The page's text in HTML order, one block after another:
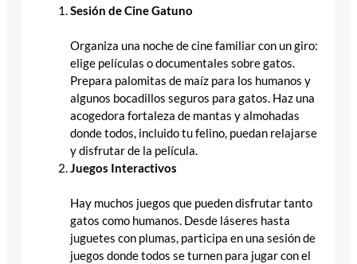
Sesión de Cine Gatuno
Organiza una noche de cine familiar con un giro:
elige películas o documentales sobre gatos.
Prepara palomitas de maíz para los humanos y
algunos bocadillos seguros para gatos. Haz una
acogedora fortaleza de mantas y almohadas
donde todos, incluido tu felino, puedan relajarse
y disfrutar de la película.
Juegos Interactivos
Hay muchos juegos que pueden disfrutar tanto
gatos como humanos. Desde láseres hasta
juguetes con plumas, participa en una sesión de
juegos donde todos se turnen para jugar con el